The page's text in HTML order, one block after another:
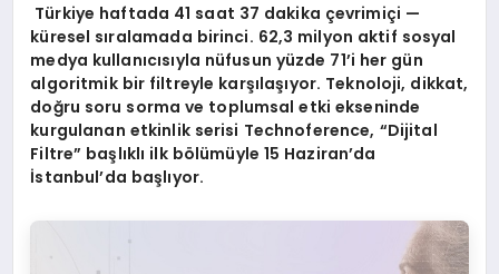
Türkiye haftada 41 saat 37 dakika çevrimiçi —
küresel sıralamada birinci. 62,3 milyon aktif sosyal
medya kullanıcısıyla nüfusun yüzde 71’i her gün
algoritmik bir filtreyle karşılaşıyor. Teknoloji, dikkat,
doğru soru sorma ve toplumsal etki ekseninde
kurgulanan etkinlik serisi Technoference, “Dijital
Filtre” başlıklı ilk bölümüyle 15 Haziran’da
İstanbul’da başlıyor.